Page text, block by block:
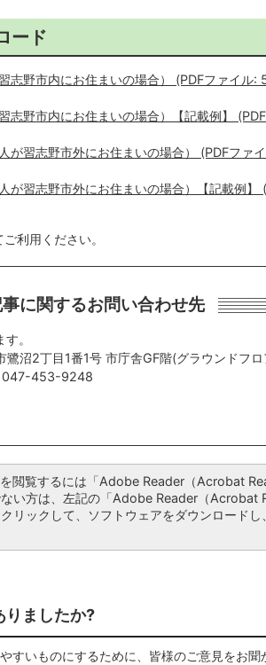
ード
志野市内にお住まいの場合） (PDFファイル:
志野市内にお住まいの場合）【記載例】
が習志野市外にお住まいの場合） (PDFファ
が習志野市外にお住まいの場合）【記載例】
利用ください。
に関するお問い合わせ先
。
沼2丁目1番1号 市庁舎GF階(グラウンドフロ
047-453-9248
閲覧するには「Adobe Reader（Acrobat
い方は、左記の「Adobe Reader（Acrobat
リックして、ソフトウェアをダウンロードし
りましたか?
すいものにするために、皆様のご意見をお聞